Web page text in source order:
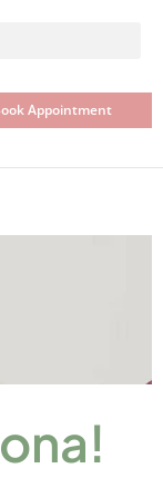
Appointment